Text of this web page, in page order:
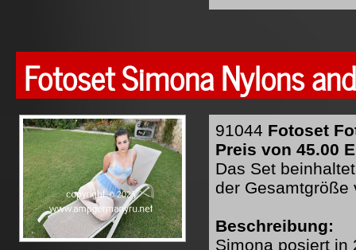
Fotoset Simona Nylons
91044 Fotoset
Preis von 45.00
Das Set
der Gesamtgröße
Beschreibung:
Simona posiert in